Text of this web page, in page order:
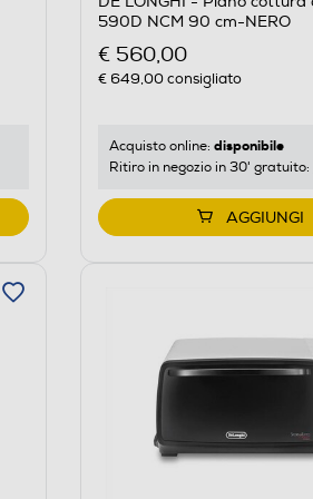
590D NCM 90 cm-NERO
€ 560,00
€ 649,00consigliato
Acquisto online: disponibile
Ritiro in negozio in 30' gratuito:
AGGIUNGI